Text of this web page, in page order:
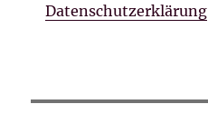
Datenschutzerklärung